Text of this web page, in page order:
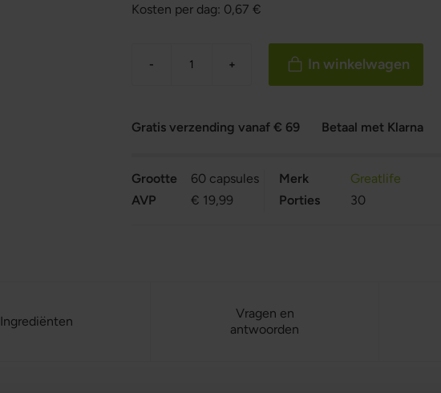
Kosten per dag: 0,67€
- + In winkelwagen
Gratis verzending vanaf € 69 Betaal met Klarna
Grootte
60 capsules
AVP
€ 19,99
Merk
Greatlife
Porties
30
Ingrediënten
Vragen en
antwoorden